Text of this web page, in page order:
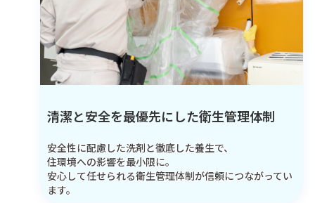
清潔と安全を最優先にした衛生管理体制
安全性に配慮した洗剤と徹底した養生で、
住環境への影響を最小限に。
安心して任せられる衛生管理体制が信頼につながってい
ます。